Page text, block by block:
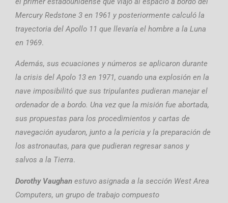
Mercury Redstone 3 en 1961 y posteriormente calculó la
trayectoria del Apollo 11 que llevaría el hombre a la Luna
en 1969.
Además, sus ecuaciones y números se aplicaron durante
la crisis del Apolo 13 en 1971, cuando una explosión en la
nave imposibilitó que sus tripulantes pudieran manejar el
ordenador de a bordo. Una vez que la misión fue abortada,
sus propuestas para los procedimientos y cartas de
navegación ayudaron, junto a la pericia y la preparación de
los astronautas, para que pudieran regresar sanos y
salvos a la Tierra.
Dorothy Vaughan estuvo asignada a la sección West Area
Computers, un grupo de trabajo compuesto